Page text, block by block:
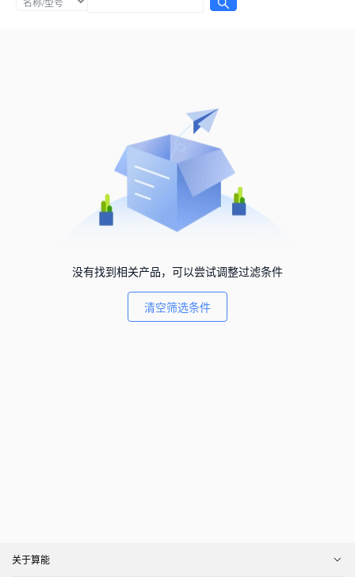
没有找到相关产品，可以尝试调整过滤条件
清空筛选条件
关于算能